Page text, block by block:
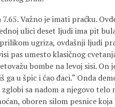
7.65. Važno je imati praćku.
ulici deset ljudi ima pit
ugriza, ovdašnji ljudi
pas umesto klasičnog
bombe na levoj sisi. On
ga u špic i ćao đaci.“ Onda
sa nadom a njegovo
oboren silom pesnice